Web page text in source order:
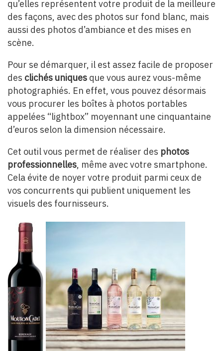
qu’elles représentent votre produit de la meilleure
des façons, avec des photos sur fond blanc, mais
aussi des photos d’ambiance et des mises en
scène.
Pour se démarquer, il est assez facile de proposer
des clichés uniques que vous aurez vous-même
photographiés. En effet, vous pouvez désormais
vous procurer les boîtes à photos portables
appelées “lightbox” moyennant une cinquantaine
d’euros selon la dimension nécessaire.
Cet outil vous permet de réaliser des photos
professionnelles, même avec votre smartphone.
Cela évite de noyer votre produit parmi ceux de
vos concurrents qui publient uniquement les
visuels des fournisseurs.